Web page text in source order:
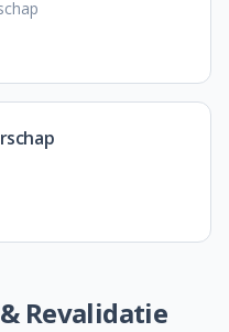
Revalidatie